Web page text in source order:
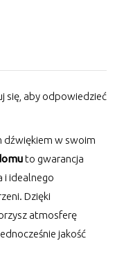
się, aby odpowiedzieć
dźwiękiem w swoim
to gwarancja
i idealnego
Dzięki
atmosferę
jakość